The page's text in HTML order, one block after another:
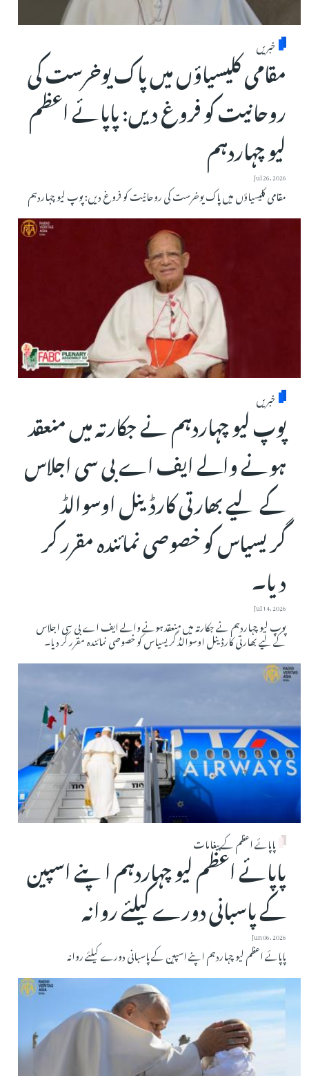
خبریں
مقامی کلیسیاؤں میں پاک یوخرست کی
روحانیت کو فروغ دیں: پاپائے اعظم
لیو چہاردہم
Jul 26, 2026
مقامی کلیسیاؤں میں پاک یوخرست کی روحانیت کو فروغ دیں: پوپ لیو چہاردہم
خبریں
پوپ لیو چہاردہم نے جکارتہ میں منعقد
ہونے والے ایف اے بی سی اجلاس
کے لیے بھارتی کارڈینل اوسوالڈ
گریسیاس کو خصوصی نمائندہ مقرر کر
دیا۔
Jul 14, 2026
پوپ لیو چہاردہم نے جکارتہ میں منعقد ہونے والے ایف اے بی سی اجلاس
کے لیے بھارتی کارڈینل اوسوالڈ گریسیاس کو خصوصی نمائندہ مقرر کر دیا۔
پاپائے اعظم کے پیغامات
پاپائے اعظم لیو چہاردہم اپنے اسپین
کے پاسبانی دورے کیلئے روانہ
Jun 06, 2026
پاپائے اعظم لیو چہاردہم اپنے اسپین کے پاسبانی دورے کیلئے روانہ